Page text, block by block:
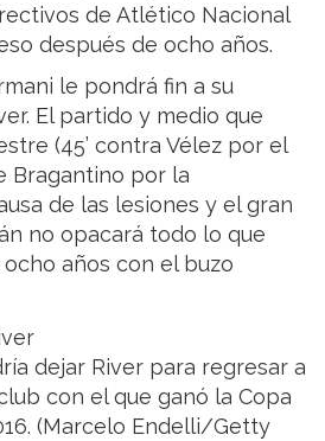
de Atlético Nacional
después de ocho años.
le pondrá fin a su
El partido y medio que
(45’ contra Vélez por el
Bragantino por la
de las lesiones y el gran
no opacará todo lo que
años con el buzo
dejar River para regresar a
con el que ganó la Copa
(Marcelo Endelli/Getty